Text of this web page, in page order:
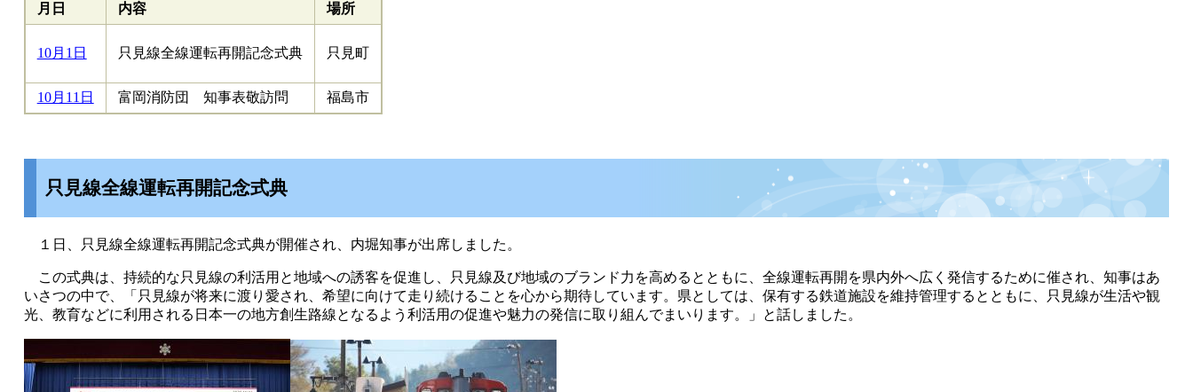
月日 内容 場所
10月1日 只見線全線運転再開記念式典 只見町
10月11日 富岡消防団 知事表敬訪問 福島市
只見線全線運転再開記念式典
１日、只見線全線運転再開記念式典が開催され、内堀知事が出席しました。
この式典は、持続的な只見線の利活用と地域への誘客を促進し、只見線及び地域のブランド力を高めるとともに、全線運転再開を県内外へ広く発信するために催され、知事はあ
いさつの中で、「只見線が将来に渡り愛され、希望に向けて走り続けることを心から期待しています。県としては、保有する鉄道施設を維持管理するとともに、只見線が生活や観
光、教育などに利用される日本一の地方創生路線となるよう利活用の促進や魅力の発信に取り組んでまいります。」と話しました。